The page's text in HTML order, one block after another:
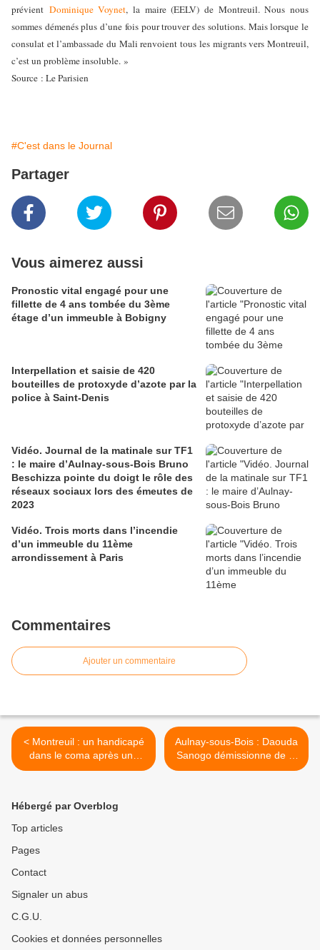
prévient Dominique Voynet, la maire (EELV) de Montreuil. Nous nous
sommes démenés plus d’une fois pour trouver des solutions. Mais lorsque le
consulat et l’ambassade du Mali renvoient tous les migrants vers Montreuil,
c’est un problème insoluble. »
Source : Le Parisien
#C'est dans le Journal
Partager
Vous aimerez aussi
Pronostic vital engagé pour une
fillette de 4 ans tombée du 3ème
étage d’un immeuble à Bobigny
Interpellation et saisie de 420
bouteilles de protoxyde d’azote par la
police à Saint-Denis
Vidéo. Journal de la matinale sur TF1
: le maire d’Aulnay-sous-Bois Bruno
Beschizza pointe du doigt le rôle des
réseaux sociaux lors des émeutes de
2023
Vidéo. Trois morts dans l’incendie
d’un immeuble du 11ème
arrondissement à Paris
Commentaires
Ajouter un commentaire
< Montreuil : un handicapé
dans le coma après une
tentative de vol
Aulnay-sous-Bois : Daouda
Sanogo démissionne de la
présidence d’Aulnay
Hébergé par Overblog
Top articles
Pages
Contact
Signaler un abus
C.G.U.
Cookies et données personnelles